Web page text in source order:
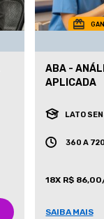
ABA -
APLICADA
LATO
360 A
18X R$
SAIBA MAIS